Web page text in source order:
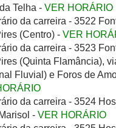
Telha - VER HORÁRIO
da carreira - 3522
(Centro) - VER
da carreira - 3523
(Quinta Flamância),
Fluvial) e Foros de
da carreira - 3524
- VER HORÁRIO